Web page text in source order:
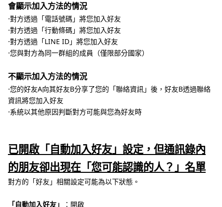
會顯示加入方法的情況
⋅對方透過「電話號碼」將您加入好友
⋅對方透過「行動條碼」將您加入好友
⋅對方透過「LINE ID」將您加入好友
⋅您與對方為同一群組的成員（僅限部分國家）
不顯示加入方法的情況
⋅您的好友A向其好友B分享了您的「聯絡資訊」後，好友B透過聯絡
資訊將您加入好友
⋅系統以其他原因判斷對方可能與您為好友時
已開啟「自動加入好友」設定，但通訊錄內
的朋友卻出現在「您可能認識的人？」名單
對方的「好友」相關設定可能為以下狀態。
「自動加入好友」
：開啟